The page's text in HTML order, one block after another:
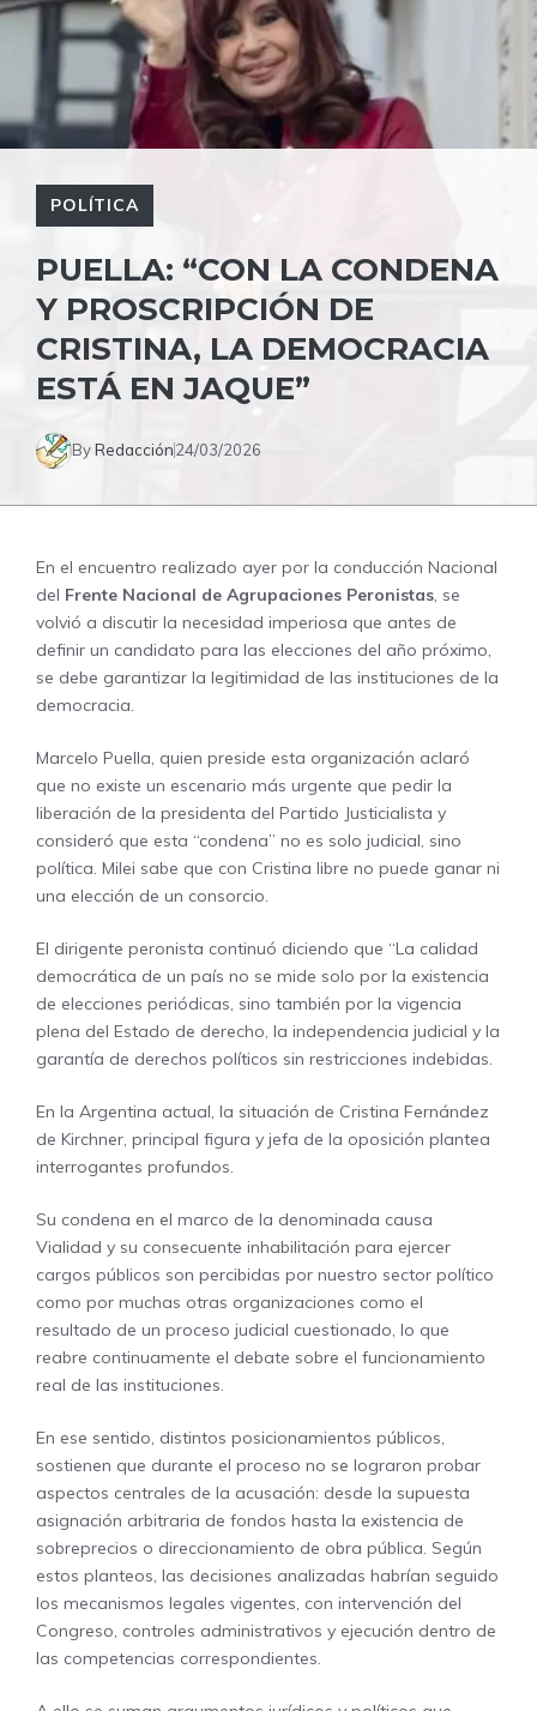
POLÍTICA
PUELLA: “CON LA CONDENA
Y PROSCRIPCIÓN DE
CRISTINA, LA DEMOCRACIA
ESTÁ EN JAQUE”
ByRedacción24/03/2026
En el encuentro realizado ayer por la conducción Nacional
del Frente Nacional de Agrupaciones Peronistas, se
volvió a discutir la necesidad imperiosa que antes de
definir un candidato para las elecciones del año próximo,
se debe garantizar la legitimidad de las instituciones de la
democracia.
Marcelo Puella, quien preside esta organización aclaró
que no existe un escenario más urgente que pedir la
liberación de la presidenta del Partido Justicialista y
consideró que esta “condena” no es solo judicial, sino
política. Milei sabe que con Cristina libre no puede ganar ni
una elección de un consorcio.
El dirigente peronista continuó diciendo que “La calidad
democrática de un país no se mide solo por la existencia
de elecciones periódicas, sino también por la vigencia
plena del Estado de derecho, la independencia judicial y la
garantía de derechos políticos sin restricciones indebidas.
En la Argentina actual, la situación de Cristina Fernández
de Kirchner, principal figura y jefa de la oposición plantea
interrogantes profundos.
Su condena en el marco de la denominada causa
Vialidad y su consecuente inhabilitación para ejercer
cargos públicos son percibidas por nuestro sector político
como por muchas otras organizaciones como el
resultado de un proceso judicial cuestionado, lo que
reabre continuamente el debate sobre el funcionamiento
real de las instituciones.
En ese sentido, distintos posicionamientos públicos,
sostienen que durante el proceso no se lograron probar
aspectos centrales de la acusación: desde la supuesta
asignación arbitraria de fondos hasta la existencia de
sobreprecios o direccionamiento de obra pública. Según
estos planteos, las decisiones analizadas habrían seguido
los mecanismos legales vigentes, con intervención del
Congreso, controles administrativos y ejecución dentro de
las competencias correspondientes.